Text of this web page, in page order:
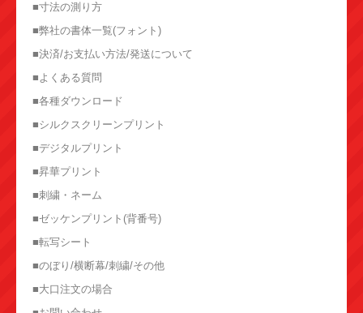
■寸法の測り方
■弊社の書体一覧(フォント)
■決済/お支払い方法/発送について
■よくある質問
■各種ダウンロード
■シルクスクリーンプリント
■デジタルプリント
■昇華プリント
■刺繍・ネーム
■ゼッケンプリント(背番号)
■転写シート
■のぼり/横断幕/刺繍/その他
■大口注文の場合